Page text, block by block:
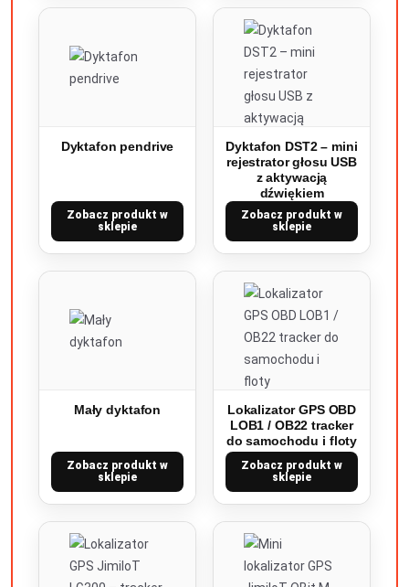
Dyktafon pendrive
Zobacz produkt w
sklepie
Dyktafon DST2 – mini
rejestrator głosu USB
z aktywacją
dźwiękiem
Zobacz produkt w
sklepie
Mały dyktafon
Zobacz produkt w
sklepie
Lokalizator GPS OBD
LOB1 / OB22 tracker
do samochodu i floty
Zobacz produkt w
sklepie